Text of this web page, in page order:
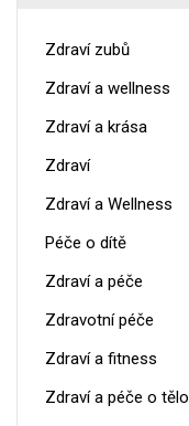
Zdraví zubů
Zdraví a wellness
Zdraví a krása
Zdraví
Zdraví a Wellness
Péče o dítě
Zdraví a péče
Zdravotní péče
Zdraví a fitness
Zdraví a péče o tělo